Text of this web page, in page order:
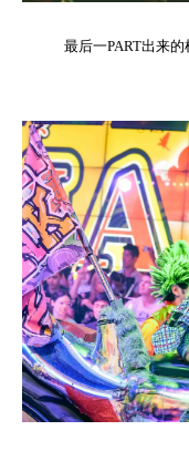
最后一PART出来